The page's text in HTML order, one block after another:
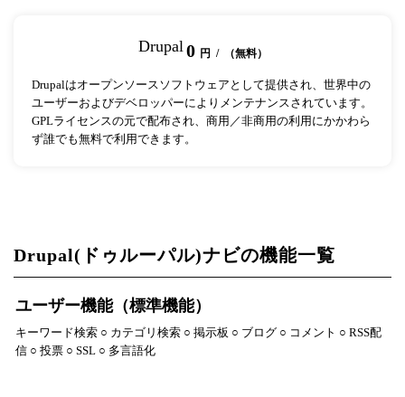
Drupal 0 円 / （無料）
Drupalはオープンソースソフトウェアとして提供され、世界中の
ユーザーおよびデベロッパーによりメンテナンスされています。
GPLライセンスの元で配布され、商用／非商用の利用にかかわら
ず誰でも無料で利用できます。
Drupal(ドゥルーパル)ナビの機能一覧
ユーザー機能（標準機能）
キーワード検索 ○ カテゴリ検索 ○ 掲示板 ○ ブログ ○ コメント ○ RSS配
信 ○ 投票 ○ SSL ○ 多言語化